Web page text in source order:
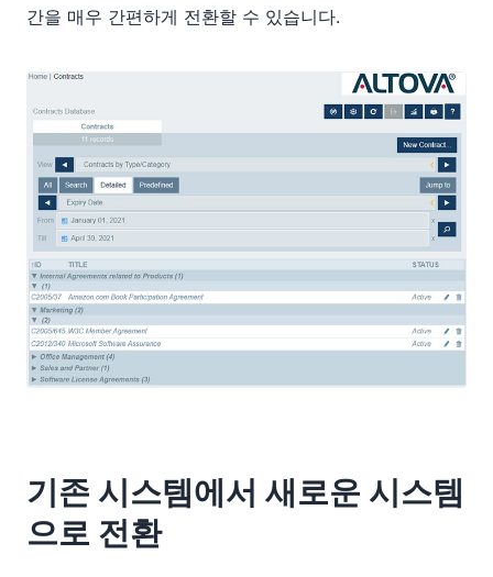
간을 매우 간편하게 전환할 수 있습니다.
기존 시스템에서 새로운 시스템
으로 전환